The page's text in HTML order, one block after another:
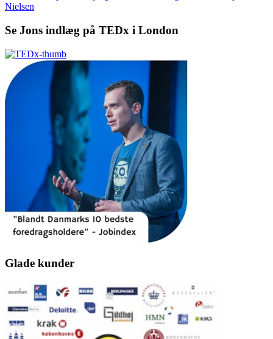
Se Jons indlæg på TEDx i London
Glade kunder